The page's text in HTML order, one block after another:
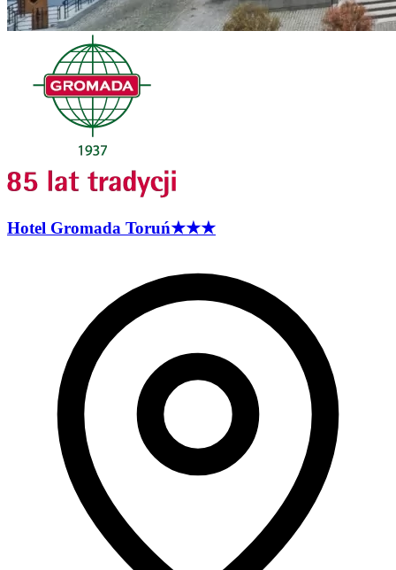
Hotel Gromada Toruń★★★